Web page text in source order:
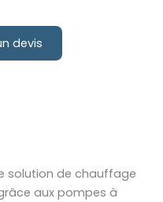
devis
solution de chauffage
aux pompes à